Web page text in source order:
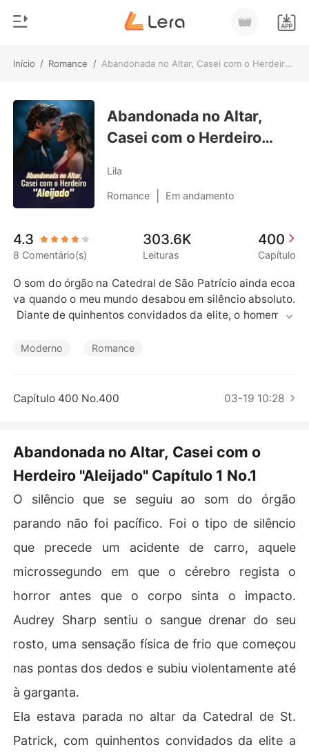
Início / Romance / Abandonada no Altar, Casei com o Herdeiro "Aleijado"
0
Loja
Histórico
Sair
Baixar App
Gênero
Moderno
Lobisomem
Contos
Bilionários
Contos Curtos
Abandonada no Altar,
Casei com o Herdeiro
Lila
Romance Em andamento
4.3
8 Comentário(s)
303.6K
Leituras
400
Capítulo
O som do órgão na Catedral de São Patrício ainda ecoa
va quando o meu mundo desabou em silêncio absoluto.
Diante de quinhentos convidados da elite, o homem qu
hou calmamente até à minha madrinha de casamento.
o. A humilhação foi total enquanto os convidados sussu
rravam insultos e a minha própria família adotiva me vir
""Eu não posso casar contigo, Audrey. A Tiffany é quem
ste apenas uma diversão, mas o jogo acabou.""
vendo a minha vida ser destruída num espetáculo de tr
aição e ganância. A dor da injustiça transformou-se nu
peão nos planos deles. Eu estava sozinha, sem dinheiro
e com a reputação em farrapos, destinada a ser a piad
a da temporada.
Como puderam ser tão cruéis depois de tudo o que sacr
ifiquei? A fúria superou a minha agonia, e eu decidi que
não seria a vítima daquela história.
Moderno Romance
Capítulo 400 No.400 03-19 10:28
Abandonada no Altar, Casei com o
Herdeiro "Aleijado" Capítulo 1 No.1
O silêncio que se seguiu ao som do órgão
parando não foi pacífico. Foi o tipo de silêncio
que precede um acidente de carro, aquele
microssegundo em que o cérebro regista o
horror antes que o corpo sinta o impacto.
Audrey Sharp sentiu o sangue drenar do seu
rosto, uma sensação física de frio que começou
nas pontas dos dedos e subiu violentamente até
à garganta.
Ela estava parada no altar da Catedral de St.
Patrick, com quinhentos convidados da elite a